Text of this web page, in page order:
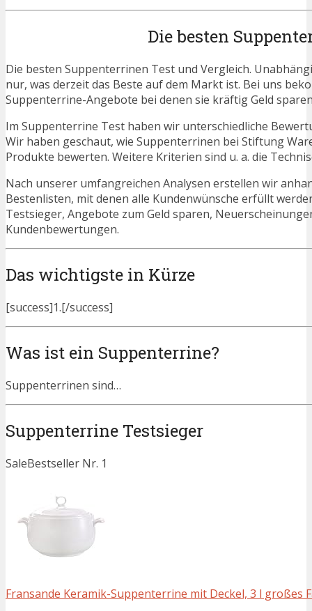
Die besten
Die besten Suppenterrinen Test und Vergleich.
nur, was derzeit das Beste auf dem Markt ist. Bei uns
Suppenterrine-Angebote bei denen sie kräftig Geld
Im Suppenterrine Test haben wir unterschiedliche
Wir haben geschaut, wie Suppenterrinen bei Stiftung
Produkte bewerten. Weitere Kriterien sind u. a. die
Nach unserer umfangreichen Analysen erstellen wir
Bestenlisten, mit denen alle Kundenwünsche erfüllt
Testsieger, Angebote zum Geld sparen,
Kundenbewertungen.
Das wichtigste in Kürze
[success]1.[/success]
Was ist ein Suppenterrine?
Suppenterrinen sind…
Suppenterrine Testsieger
SaleBestseller Nr. 1
Fransande Keramik-Suppenterrine mit Deckel, 3 l großes